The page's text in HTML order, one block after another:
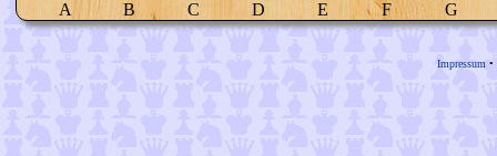
A B C D E F G
Impressum •